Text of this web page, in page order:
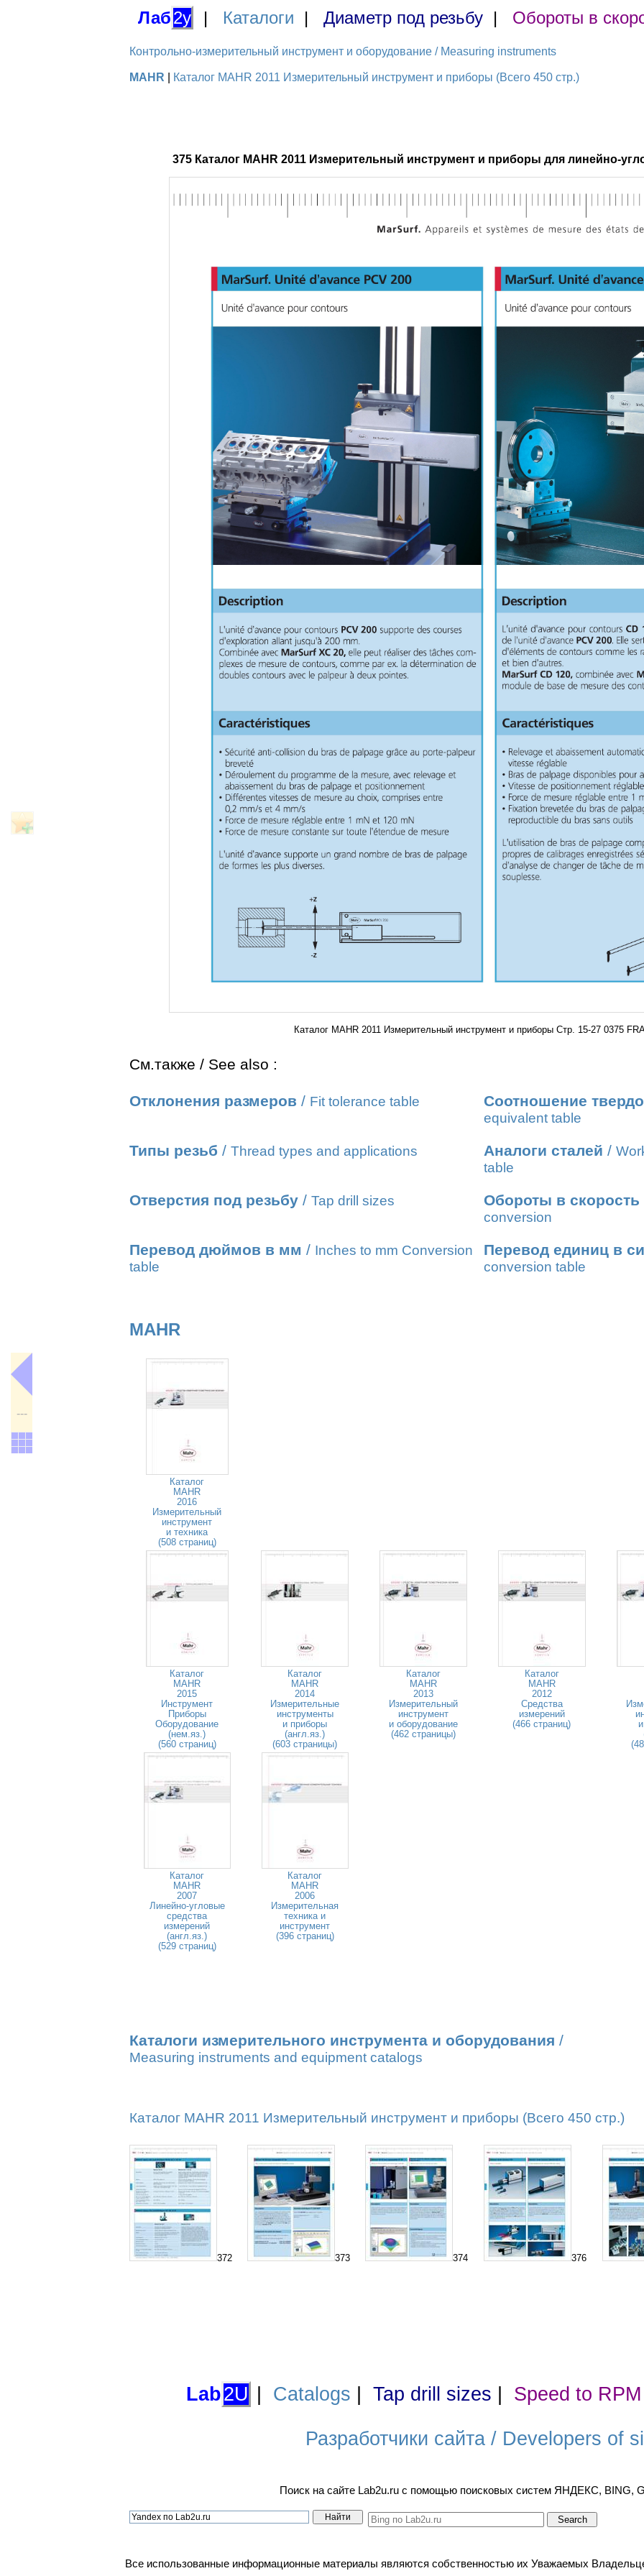
Лаб2у | Каталоги | Диаметр под резьбу | Обороты в
Контрольно-измерительный инструмент и оборудование / Measuring instruments
MAHR Каталог MAHR 2011 Измерительный инструмент и приборы (Всего 450 стр.)
375 Каталог MAHR 2011 Измерительный инструмент и приборы для линейно-
Каталог MAHR 2011 Измерительный инструмент и приборы Стр. 15-27 0375
См.также / See also :
Отклонения размеров / Fit tolerance table Соотношение
equivalent table
Типы резьб / Thread types and applications Аналоги сталей /
table
Отверстия под резьбу / Tap drill sizes Обороты в скорость
conversion
Перевод дюймов в мм / Inches to mm Conversion
table
Перевод единиц в
conversion table
MAHR
Каталог
MAHR
2016
Измерительный
инструмент
и техника
(508 страниц)
Каталог
MAHR
2015
Инструмент
Приборы
Оборудование
(нем.яз.)
(560 страниц)
Каталог
MAHR
2014
Измерительные
инструменты
и приборы
(англ.яз.)
(603 страницы)
Каталог
MAHR
2013
Измерительный
инструмент
и оборудование
(462 страницы)
Каталог
MAHR
2012
Средства
измерений
(466 страниц)
Каталог
MAHR
2007
Линейно-угловые
средства
измерений
(англ.яз.)
(529 страниц)
Каталог
MAHR
2006
Измерительная
техника и
инструмент
(396 страниц)
Каталоги измерительного инструмента и оборудования /
Measuring instruments and equipment catalogs
Каталог MAHR 2011 Измерительный инструмент и приборы (Всего 450 стр.)
372 373 374 376
---
Lab2U Catalogs Tap drill sizes Speed to RPM
Разработчики сайта / Developers of
Поиск на сайте Lab2u.ru с помощью поисковых систем ЯНДЕКС, BING,
Все использованные информационные материалы являются собственностью их Уважаемых